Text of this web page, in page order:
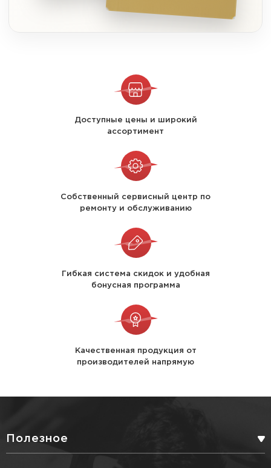
Доступные цены и широкий
ассортимент
Собственный сервисный центр по
ремонту и обслуживанию
Гибкая система скидок и удобная
бонусная программа
Качественная продукция от
производителей напрямую
Полезное